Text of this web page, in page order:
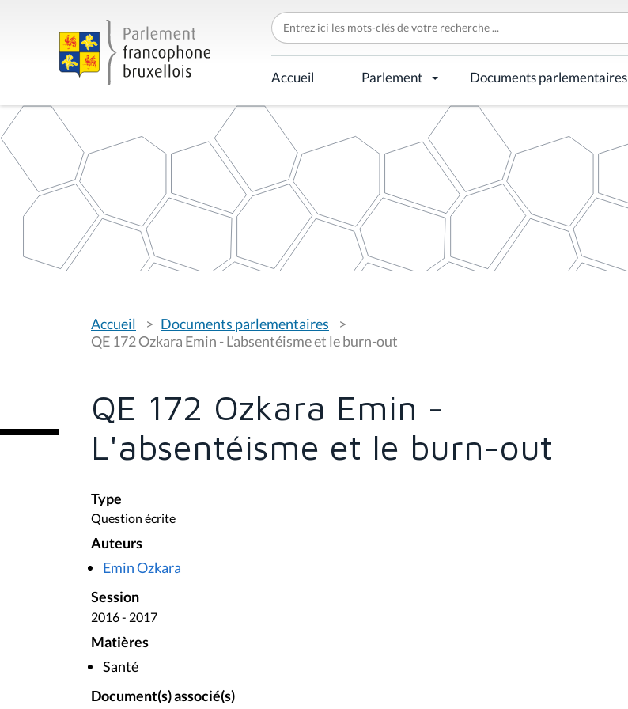
C
h
e
r
c
h
r
p
Accueil Parlement Documents parlementaires
o
u
s
s
Accueil
Documents parlementaires
QE 172 Ozkara Emin - L'absentéisme et le burn-out
QE 172 Ozkara Emin -
L'absentéisme et le burn-out
Type
Question écrite
Auteurs
Emin Ozkara
Session
2016 - 2017
Matières
Santé
Document(s) associé(s)